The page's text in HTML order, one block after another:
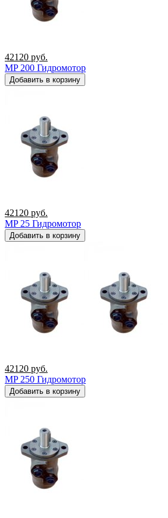
42120 руб.
MP 200 Гидромотор
Добавить в корзину
42120 руб.
MP 25 Гидромотор
Добавить в корзину
42120 руб.
MP 250 Гидромотор
Добавить в корзину